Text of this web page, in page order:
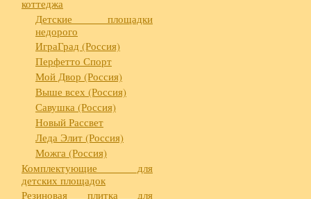
коттеджа
Детские площадки
недорого
ИграГрад (Россия)
Перфетто Спорт
Мой Двор (Россия)
Выше всех (Россия)
Савушка (Россия)
Новый Рассвет
Леда Элит (Россия)
Можга (Россия)
Комплектующие для
детских площадок
Резиновая плитка для